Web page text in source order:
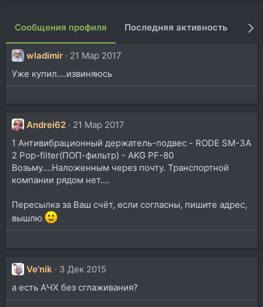
Сообщения профиля Последняя активность
wladimir
21 Мар 2017
Уже купил....извиняюсь
Andrei62
21 Мар 2017
1 Антивибрационный держатель-подвес - RODE SM-3A
2 Pop-filter(ПОП-фильтр) - AKG PF-80
Возьму....Наложенным через почту. Транспортной
компании рядом нет....
Пересылка за Ваш счёт, если согласны, пишите адрес,
вышлю
Ve'nik
3 Дек 2015
а есть АЧХ без сглаживания?